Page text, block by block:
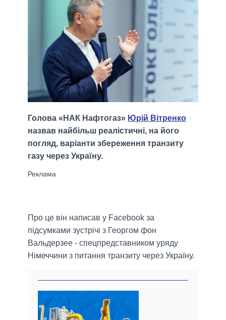
Голова «НАК Нафтогаз» Юрій Вітренко
назвав найбільш реалістичні, на його
погляд, варіанти збереження транзиту
газу через Україну.
Про це він написав у Facebook за
підсумками зустрічі з Георгом фон
Вальдерзее - спецпредставником уряду
Німеччини з питання транзиту через Україну.